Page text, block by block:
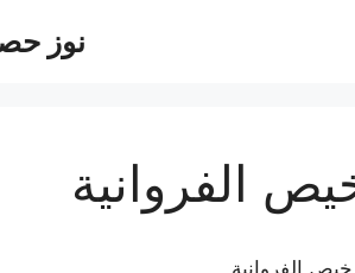
نوز
الفروانية